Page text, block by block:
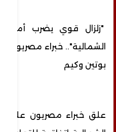
"زلزال قوي يضرب أمريكا
الشمالية".. خبراء مصريون
بوتين وكيم
علق خبراء مصريون على